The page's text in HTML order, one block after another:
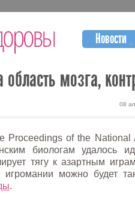
Новости
область мозга,
08
Proceedings of the
биологам удалось
тягу к азартным
можно будет
.